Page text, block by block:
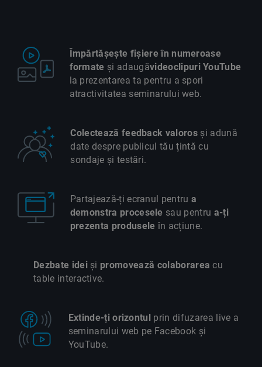
Împărtășește fișiere în numeroase
formate și adaugăvideoclipuri YouTube
la prezentarea ta pentru a spori
atractivitatea seminarului web.
Colectează feedback valoros și adună
date despre publicul tău țintă cu
sondaje și testări.
Partajează-ți ecranul pentru a
demonstra procesele sau pentru a-ți
prezenta produsele în acțiune.
Dezbate ideiși promovează colaborarea cu
table interactive.
Extinde-ți orizontul prin difuzarea live a
seminarului web pe Facebook și
YouTube.